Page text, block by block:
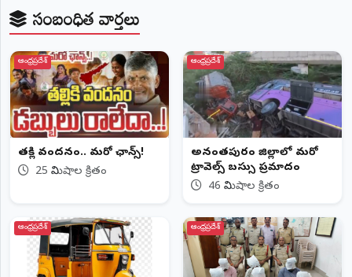
సంబంధిత వార్తలు
ఆంధ్రప్రదేశ్
తల్లికి వందనం.. మరో ఛాన్స్!
25 నిమిషాల క్రితం
ఆంధ్రప్రదేశ్
అనంతపురం జిల్లాలో మరో
ట్రావెల్స్‌ బస్సు ప్రమాదం
46 నిమిషాల క్రితం
ఆంధ్రప్రదేశ్ ఆంధ్రప్రదేశ్